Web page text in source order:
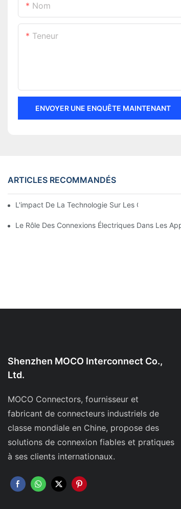
Nom
Teneur
ENVOYER UNE ENQUÊTE MAINTENANT
ARTICLES RECOMMANDÉS
L'impact De La Technologie Sur Les Connexions
Le Rôle Des Connexions Électriques Dans Les
Shenzhen MOCO Interconnect Co.,
Ltd.
MOCO Connectors, fournisseur et
fabricant de connecteurs industriels de
classe mondiale en Chine, propose des
solutions de connexion fiables et pratiques
à ses clients internationaux.